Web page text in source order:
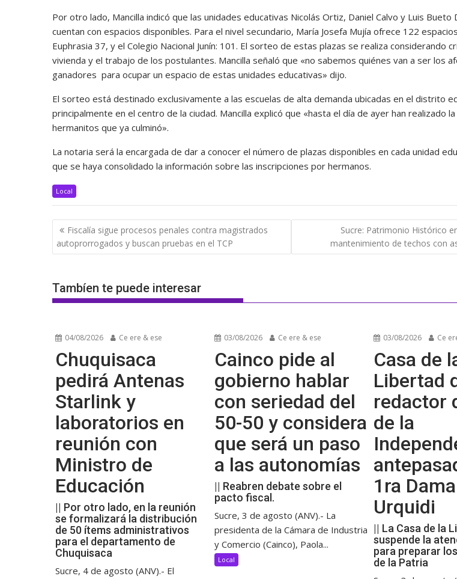
Por otro lado, Mancilla indicó que las unidades educativas Nicolás Ortiz, Daniel Calvo y Luis Bueto
cuentan con espacios disponibles. Para el nivel secundario, María Josefa Mujía ofrece 122
Euphrasia 37, y el Colegio Nacional Junín: 101. El sorteo de estas plazas se realiza considerando
vivienda y el trabajo de los postulantes. Mancilla señaló que «no sabemos quiénes van a ser los
ganadores para ocupar un espacio de estas unidades educativas» dijo.
El sorteo está destinado exclusivamente a las escuelas de alta demanda ubicadas en el distrito
principalmente en el centro de la ciudad. Mancilla explicó que «hasta el día de ayer han realizado
hermanitos que ya culminó».
La notaria será la encargada de dar a conocer el número de plazas disponibles en cada unidad
que se haya consolidado la información sobre las inscripciones por hermanos.
Local
Navegación
de
entradas
Fiscalía sigue procesos penales contra magistrados
autoprorrogados y buscan pruebas en el TCP
Sucre: Patrimonio Histórico
mantenimiento de techos con
Tambíen te puede interesar
04/08/2026 Ce ere & ese
Chuquisaca
pedirá Antenas
Starlink y
laboratorios en
reunión con
Ministro de
Educación
|| Por otro lado, en la reunión
se formalizará la distribución
de 50 ítems administrativos
para el departamento de
Chuquisaca
Sucre, 4 de agosto (ANV).- El
03/08/2026 Ce ere & ese
Cainco pide al
gobierno hablar
con seriedad del
50-50 y considera
que será un paso
a las autonomías
|| Reabren debate sobre el
pacto fiscal.
Sucre, 3 de agosto (ANV).- La
presidenta de la Cámara de Industria
y Comercio (Cainco), Paola...
Local
03/08/2026 Ce
Casa de
Libertad
redactor
de la
1ra
Urquidi
|| La Casa de la
suspende la
para preparar
de la Patria